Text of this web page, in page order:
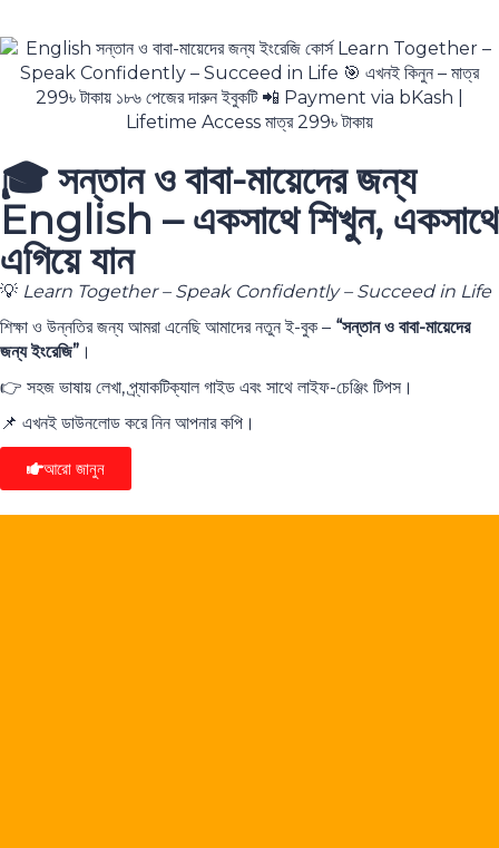
🎓 সন্তান ও বাবা-মায়েদের জন্য
English – একসাথে শিখুন, একসাথে
এগিয়ে যান
💡 Learn Together – Speak Confidently – Succeed in Life
শিক্ষা ও উন্নতির জন্য আমরা এনেছি আমাদের নতুন ই-বুক – “সন্তান ও বাবা-মায়েদের
জন্য ইংরেজি” ।
👉 সহজ ভাষায় লেখা, প্র্যাকটিক্যাল গাইড এবং সাথে লাইফ-চেঞ্জিং টিপস।
📌 এখনই ডাউনলোড করে নিন আপনার কপি।
আরো জানুন